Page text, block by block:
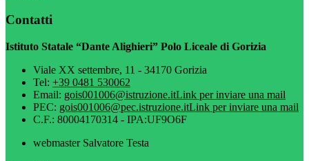
Contatti
Istituto Statale “Dante Alighieri” Polo Liceale di Gorizia
Viale XX settembre, 11 - 34170 Gorizia
Tel: +39 0481 530062
Email: gois001006@istruzione.itLink per inviare una mail
PEC: gois001006@pec.istruzione.itLink per inviare una mail
C.F.: 80004170314 - IPA:UF9O6F
webmaster Salvatore Testa